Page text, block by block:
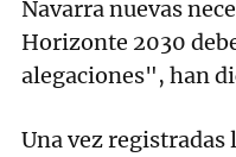
Navarra nuevas
Horizonte 2030
alegaciones", han
Una vez